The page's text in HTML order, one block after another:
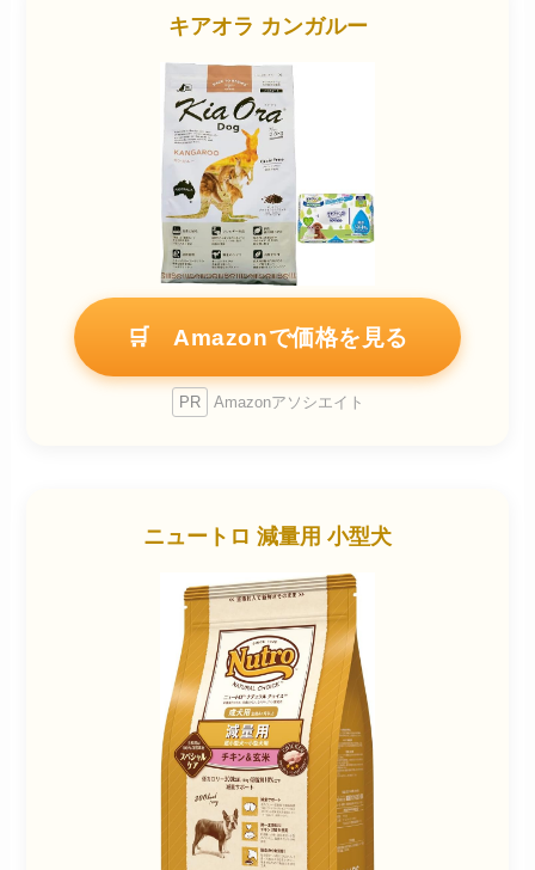
キアオラ カンガルー
🛒 Amazonで価格を見る
PR Amazonアソシエイト
ニュートロ 減量用 小型犬